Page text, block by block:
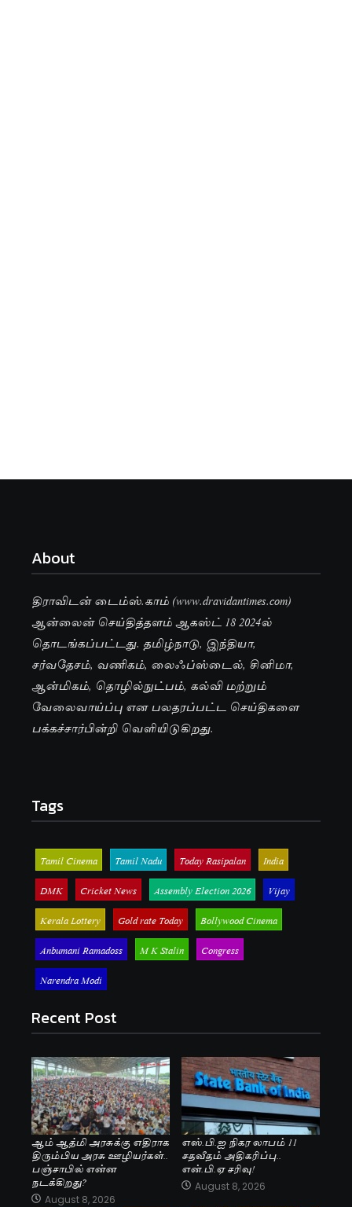
About
திராவிடன் டைம்ஸ்.காம் (www.dravidantimes.com)
ஆன்லைன் செய்தித்தளம் ஆகஸ்ட் 18 2024ல்
தொடங்கப்பட்டது. தமிழ்நாடு, இந்தியா,
சர்வதேசம், வணிகம், லைஃப்ஸ்டைல், சினிமா,
ஆன்மிகம், தொழில்நுட்பம், கல்வி மற்றும்
வேலைவாய்ப்பு என பலதரப்பட்ட செய்திகளை
பக்கச்சார்பின்றி வெளியிடுகிறது.
Tags
Tamil Cinema Tamil Nadu Today Rasipalan
India
DMK
Cricket News Assembly Election 2026
Vijay
Kerala Lottery
Gold rate Today
Bollywood Cinema
Anbumani Ramadoss
M K Stalin
Congress
Narendra Modi
Recent Post
ஆம் ஆத்மி அரசுக்கு எதிராக
திரும்பிய அரசு ஊழியர்கள்..
பஞ்சாபில் என்ன
நடக்கிறது?
August 8, 2026
எஸ்.பி.ஐ நிகர லாபம் 11
சதவீதம் அதிகரிப்பு..
என்.பி.ஏ சரிவு!
August 8, 2026